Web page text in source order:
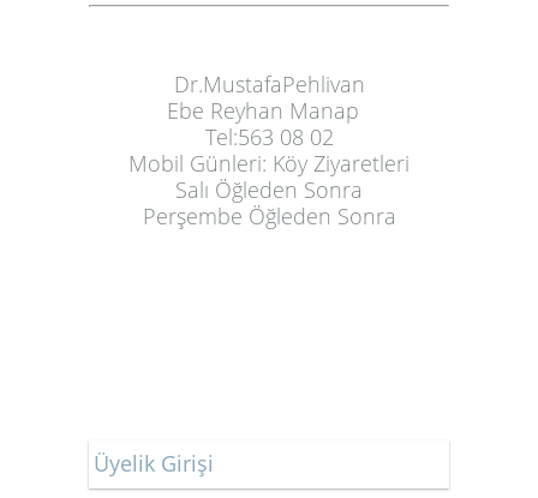
Dr.MustafaPehlivan
Ebe Reyhan Manap
Tel:563 08 02
Mobil Günleri: Köy Ziyaretleri
Salı Öğleden Sonra
Perşembe Öğleden Sonra
Üyelik Girişi